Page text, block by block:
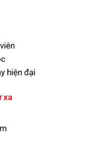
hiện đại
xa